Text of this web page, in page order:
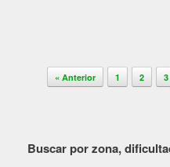
Navegador de artículos
« Anterior 1 2 3
Buscar por zona,